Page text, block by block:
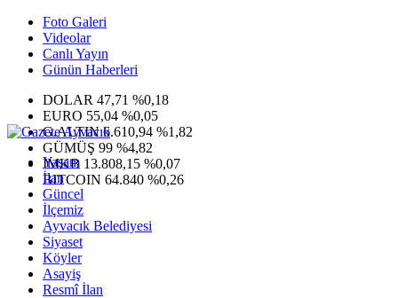
Foto Galeri
Videolar
Canlı Yayın
Günün Haberleri
DOLAR 47,71 %0,18
EURO 55,04 %0,05
G.ALTIN6.610,94 %1,82
GÜMÜŞ 99 %4,82
IMKB 13.808,15 %0,07
BITCOIN 64.840 %0,26
Yaşam
İlan
Güncel
İlçemiz
Ayvacık Belediyesi
Siyaset
Köyler
Asayiş
Resmî İlan